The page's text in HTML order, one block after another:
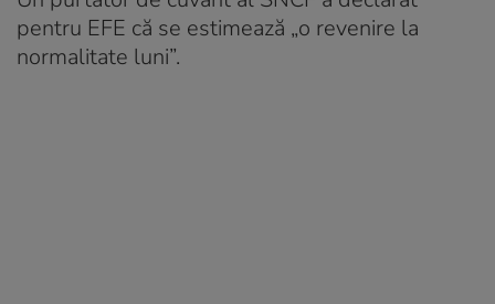
pentru EFE că se estimează „o revenire la
normalitate luni”.